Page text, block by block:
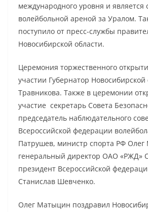
международного уровня и является
волейбольной ареной за Уралом.
поступило от пресс-службы
Новосибирской области.
Церемония торжественного
участии Губернатор
Травникова. Также в церемонии
участие секретарь Совета
председатель наблюдательного
Всероссийской федерации
Патрушев, министр спорта РФ
генеральный директор ОАО «РЖД»
президент Всероссийской
Станислав Шевченко.
Олег Матыцин поздравил